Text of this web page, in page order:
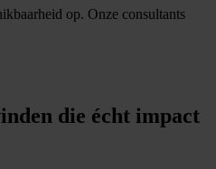
op. Onze consultants
die écht impact